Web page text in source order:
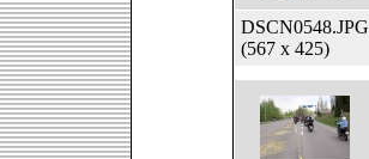
DSCN0548.JPG
(567 x 425)